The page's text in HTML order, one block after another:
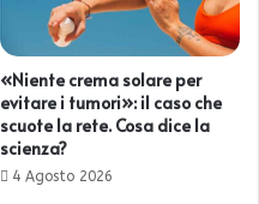
«Niente crema solare per
evitare i tumori»: il caso che
scuote la rete. Cosa dice la
scienza?
4 Agosto 2026